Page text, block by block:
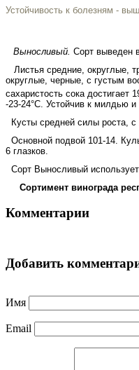
Устойчивость к болезням -
Выносливый. Сорт выведен
Листья средние, округлые,
округлые, черные, с густым
сахаристость сока достигает
-23-24°С. Устойчив к мил­дью
Кусты средней силы роста, с
Основной подвой 101-14.
6 глазков.
Сорт Выносливый
Сортимент винограда
Комментарии
Добавить
Имя
Email